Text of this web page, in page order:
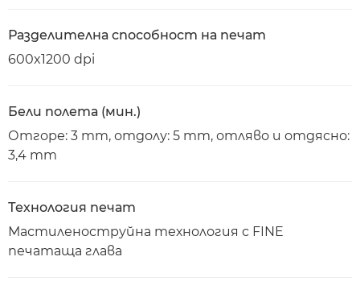
Разделителна способност на печат
600x1200 dpi
Бели полета (мин.)
Отгоре: 3 mm, отдолу: 5 mm, отляво и отдясно:
3,4 mm
Технология печат
Мастиленоструйна технология с FINE
печатаща глава